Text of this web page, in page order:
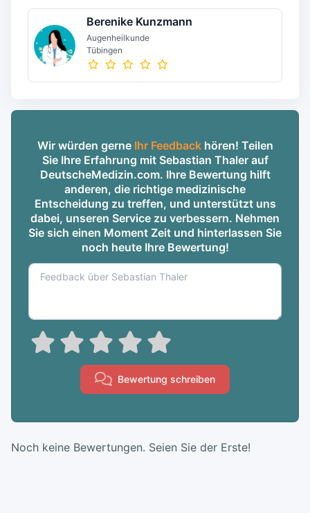
Berenike Kunzmann
Augenheilkunde
Tübingen
Wir würden gerne Ihr Feedbackhören! Teilen
Sie Ihre Erfahrung mit Sebastian Thaler auf
DeutscheMedizin.com. Ihre Bewertung hilft
anderen, die richtige medizinische
Entscheidung zu treffen, und unterstützt uns
dabei, unseren Service zu verbessern. Nehmen
Sie sich einen Moment Zeit und hinterlassen Sie
noch heute Ihre Bewertung!
Bewertung schreiben
Noch keine Bewertungen. Seien Sie der Erste!